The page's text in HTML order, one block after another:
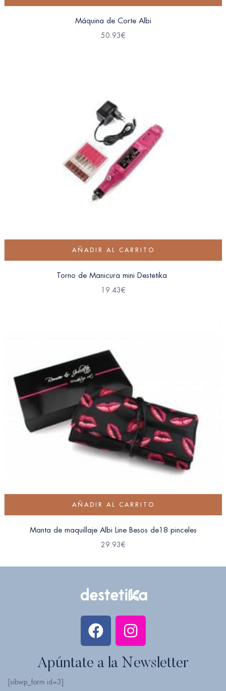
Máquina de Corte Albi
50.93€
AÑADIR AL CARRITO
Torno de Manicura mini Destetika
19.43€
AÑADIR AL CARRITO
Manta de maquillaje Albi Line Besos de18 pinceles
29.93€
Apúntate a la Newsletter
[sibwp_form id=3]